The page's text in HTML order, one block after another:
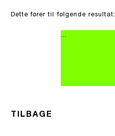
Dette fører til følgende resultat:
...
TILBAGE